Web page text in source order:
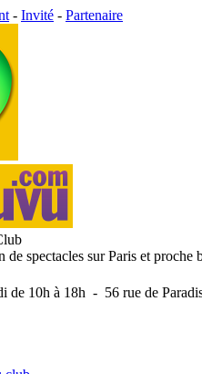
- Invité - Partenaire
de spectacles sur Paris et proche
de 10h à 18h - 56 rue de